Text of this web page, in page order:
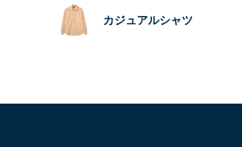
カジュアルシャツ